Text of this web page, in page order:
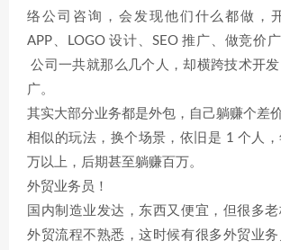
络公司咨询，会发现他们什么都做，
APP、LOGO 设计、SEO 推广、做竞价
公司一共就那么几个人，却横跨技术开
广。
其实大部分业务都是外包，自己躺赚个差价
相似的玩法，换个场景，依旧是 1 个人
万以上，后期甚至躺赚百万。
外贸业务员！
国内制造业发达，东西又便宜，但很多
外贸流程不熟悉，这时候有很多外贸业